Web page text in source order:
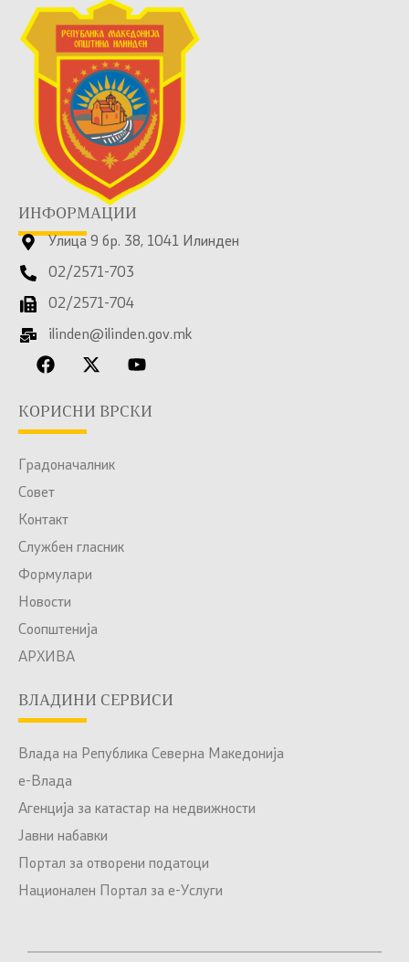
ИНФОРМАЦИИ
Улица 9 бр. 38, 1041 Илинден
02/2571-703
02/2571-704
ilinden@ilinden.gov.mk
КОРИСНИ ВРСКИ
Градоначалник
Совет
Контакт
Службен гласник
Формулари
Новости
Соопштенија
АРХИВА
ВЛАДИНИ СЕРВИСИ
Влада на Република Северна Македонија
е-Влада
Агенција за катастар на недвижности
Јавни набавки
Портал за отворени податоци
Национален Портал за е-Услуги